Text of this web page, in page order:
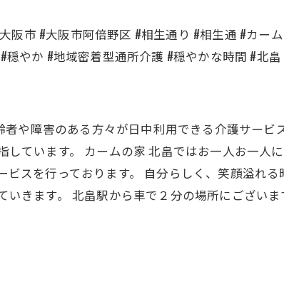
市 #大阪市阿倍野区 #相生通り #相生通 #カー
やか #地域密着型通所介護 #穏やかな時間 #北
や障害のある方々が日中利用できる介護サービ
ています。 カームの家 北畠ではお一人お一人
スを行っております。 自分らしく、笑顔溢れ
きます。 北畠駅から車で２分の場所にございま